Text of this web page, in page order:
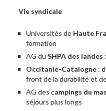
Vie syndicale
Universités de Haute
formation
AG duSHPA des landes
Occitanie-Catalogne :
front de la durabilité et
AG des campings du
séjours plus longs